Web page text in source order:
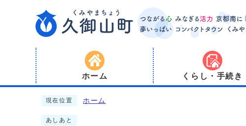
ホーム くらし・手続き
現在位置 ホーム
あしあと